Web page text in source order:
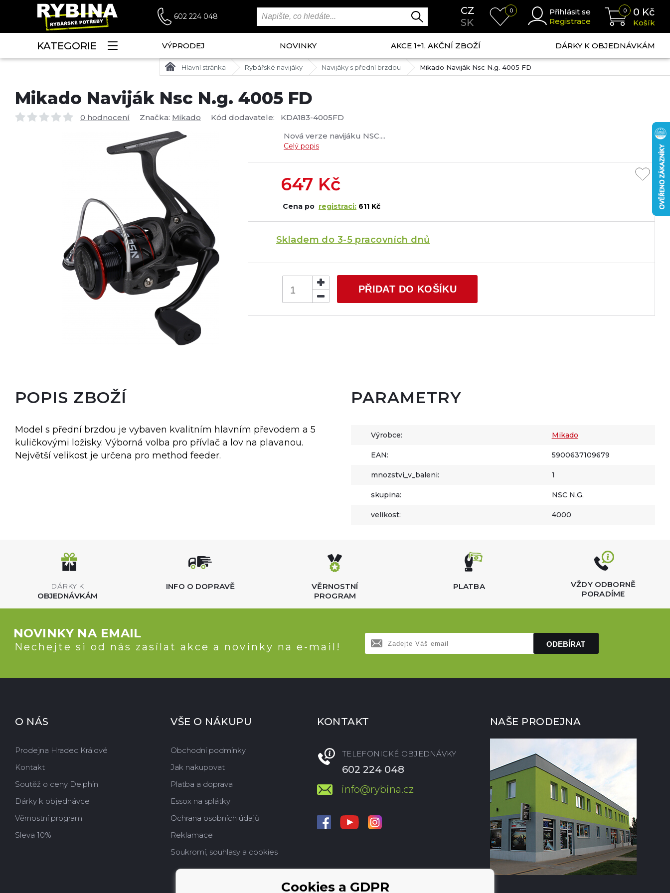
602 224 048
CZ
SK
0
Přihlásit se
Registrace
0 0 Kč
Košík
KATEGORIE VÝPRODEJ NOVINKY AKCE 1+1, AKČNÍ ZBOŽÍ DÁRKY K OBJEDNÁVKÁM
Hlavní stránka Rybářské navijáky Navijáky s přední brzdou Mikado Naviják Nsc N.g. 4005 FD
Mikado Naviják Nsc N.g. 4005 FD
0 hodnocení Značka: Mikado Kód dodavatele: KDA183-4005FD
Nová verze navijáku NSC....
Celý popis
647 Kč
Cena po registraci: 611 Kč
Skladem do 3-5 pracovních dnů
PŘIDAT DO KOŠÍKU
POPIS ZBOŽÍ
Model s přední brzdou je vybaven kvalitním hlavním převodem a 5
kuličkovými ložisky. Výborná volba pro přívlač a lov na plavanou.
Největší velikost je určena pro method feeder.
PARAMETRY
Výrobce: Mikado
EAN: 5900637109679
mnozstvi_v_baleni: 1
skupina: NSC N,G,
velikost: 4000
DÁRKY K
OBJEDNÁVKÁM
INFO O DOPRAVĚ
VĚRNOSTNÍ
PROGRAM
PLATBA
VŽDY ODBORNĚ
PORADÍME
NOVINKY NA EMAIL
Nechejte si od nás zasílat akce a novinky na e-mail! ODEBÍRAT
O NÁS
Prodejna Hradec Králové
Kontakt
Soutěž o ceny Delphin
Dárky k objednávce
Věrnostní program
Sleva 10%
VŠE O NÁKUPU
Obchodní podmínky
Jak nakupovat
Platba a doprava
Essox na splátky
Ochrana osobních údajů
Reklamace
Soukromí, souhlasy a cookies
KONTAKT
TELEFONICKÉ OBJEDNÁVKY
602 224 048
info@rybina.cz
NAŠE PRODEJNA
Cookies a GDPR